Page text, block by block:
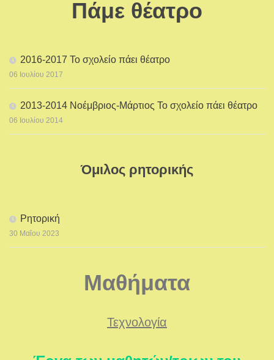
Πάμε θέατρο
2016-2017 Το σχολείο πάει θέατρο
06 Ιουλίου 2017
2013-2014 Νοέμβριος-Μάρτιος Το σχολείο πάει θέατρο
06 Ιουλίου 2014
Όμιλος ρητορικής
Ρητορική
30 Μαΐου 2023
Μαθήματα
Τεχνολογία